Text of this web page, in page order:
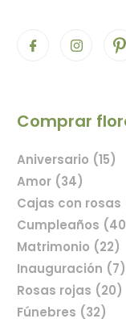
Comprar
Aniversario (15)
Amor (34)
Cajas con rosas
Cumpleaños
Matrimonio (22)
Inauguración (7)
Rosas rojas (20)
Fúnebres (32)